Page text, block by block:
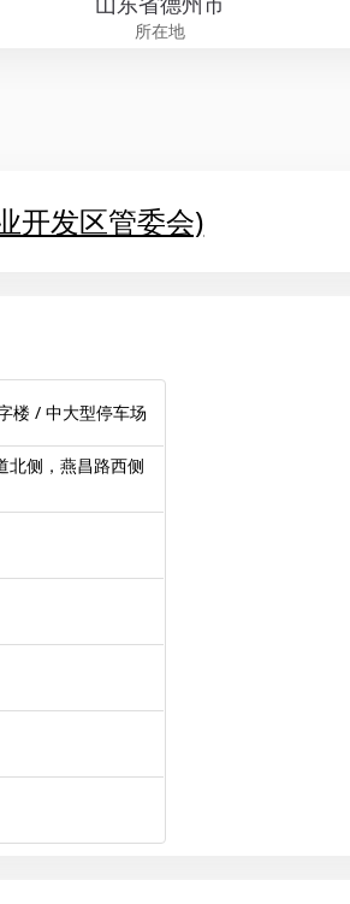
所在地
开发区管委会)
楼 / 中大型停车场
北侧，燕昌路西侧